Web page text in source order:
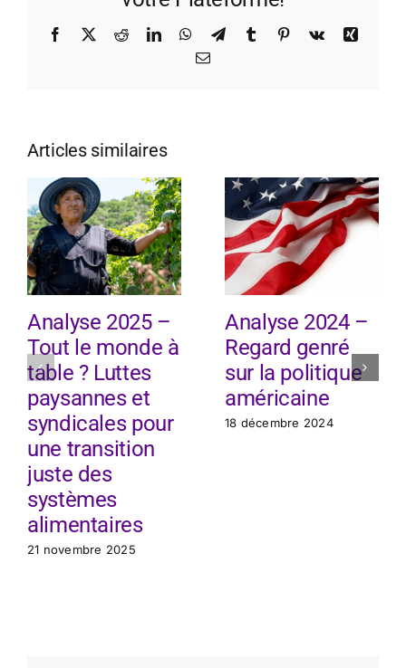
Facebook
X RedditLinkedInWhatsApp
TelegramTumblr Pinterest
Vk
Xing
Email
Articles similaires
Analyse 2025 –
Tout le monde à
table ? Luttes
paysannes et
syndicales pour
une transition
juste des
systèmes
alimentaires
21 novembre 2025
Analyse 2024 –
Regard genré
sur la politique
américaine
18 décembre 2024